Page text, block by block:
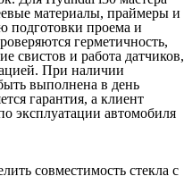
материалы, праймеры и
подготовки проема и
герметичность,
свистов и работа датчиков,
При наличии
выполнена в день
гарантия, а клиент
эксплуатации автомобиля
совместимость стекла с